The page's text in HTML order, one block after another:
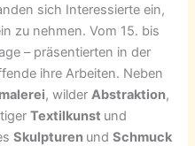
sich Interessierte ein,
zu nehmen. Vom 15. bis
– präsentierten in der
ihre Arbeiten. Neben
, wilderAbstraktion,
Textilkunst und
Skulpturen undSchmuck